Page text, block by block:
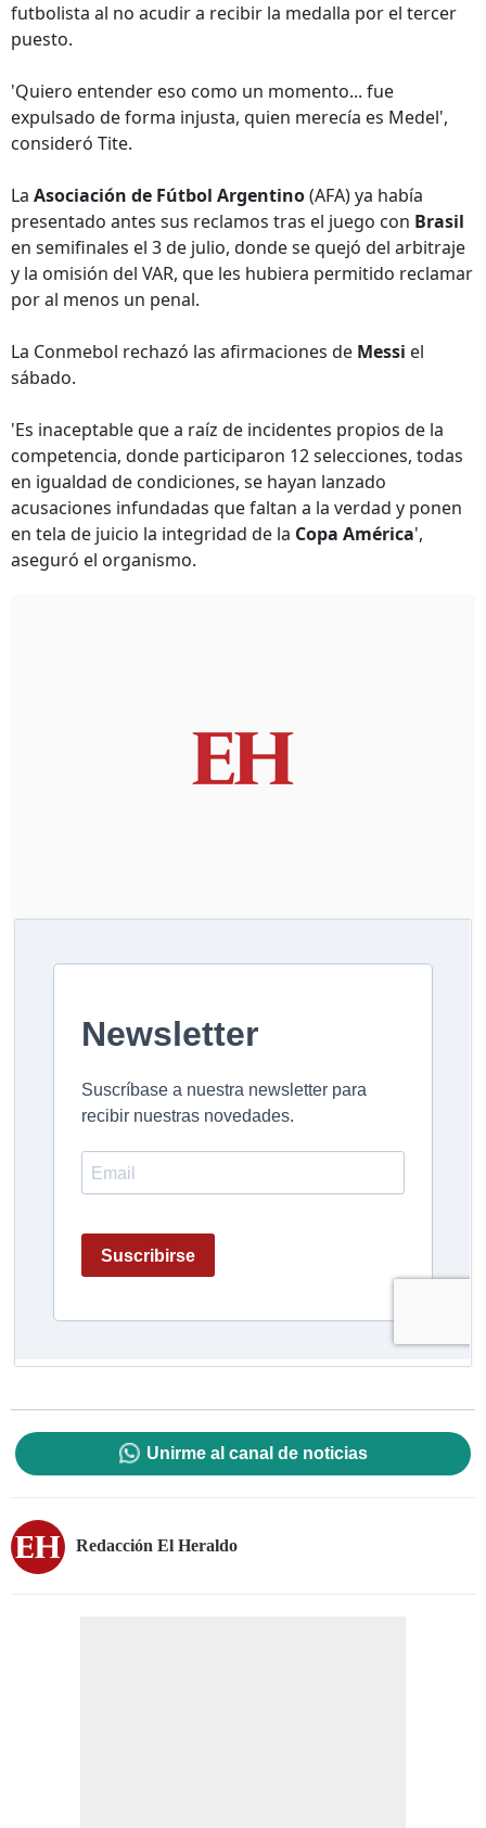
futbolista al no acudir a recibir la medalla por el tercer
puesto.
'Quiero entender eso como un momento... fue
expulsado de forma injusta, quien merecía es Medel',
consideró Tite.
La Asociación de Fútbol Argentino(AFA) ya había
presentado antes sus reclamos tras el juego con Brasil
en semifinales el 3 de julio, donde se quejó del arbitraje
y la omisión del VAR, que les hubiera permitido reclamar
por al menos un penal.
La Conmebol rechazó las afirmaciones de Messi el
sábado.
'Es inaceptable que a raíz de incidentes propios de la
competencia, donde participaron 12 selecciones, todas
en igualdad de condiciones, se hayan lanzado
acusaciones infundadas que faltan a la verdad y ponen
en tela de juicio la integridad de la Copa América',
aseguró el organismo.
Unirme al canal de noticias
Redacción El Heraldo